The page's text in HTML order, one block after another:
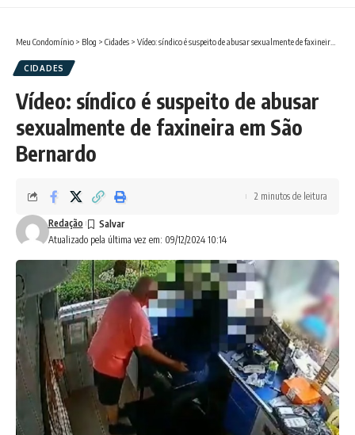
Meu Condomínio > Blog > Cidades > Vídeo: síndico é suspeito de abusar sexualmente de faxineira em São Bernardo
CIDADES
Vídeo: síndico é suspeito de abusar
sexualmente de faxineira em São
Bernardo
Atualizado pela última vez em: 09/12/2024 10:14
Redação
2 minutos de leitura